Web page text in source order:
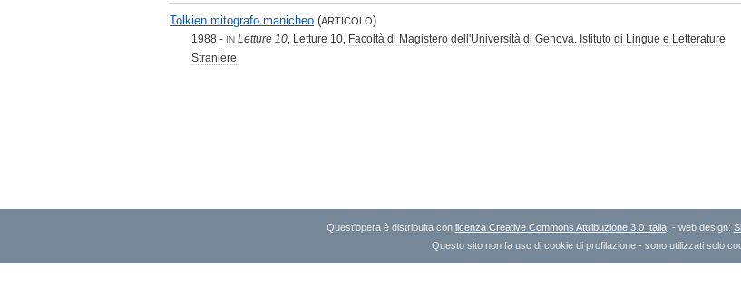
Tolkien mitografo manicheo (ARTICOLO)
1988 - IN Letture 10, Letture 10, Facoltà di Magistero dell'Università di Genova. Istituto di Lingue e Letterature
Straniere
Quest'opera è distribuita con licenza Creative Commons Attribuzione 3.0 Italia. - web design:
Questo sito non fa uso di cookie di profilazione - sono utilizzati solo